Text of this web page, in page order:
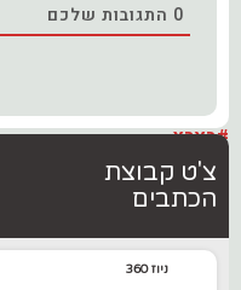
0 התגובות שלכם
#בארץ
צ'ט קבוצת
הכתבים
ניוז 360